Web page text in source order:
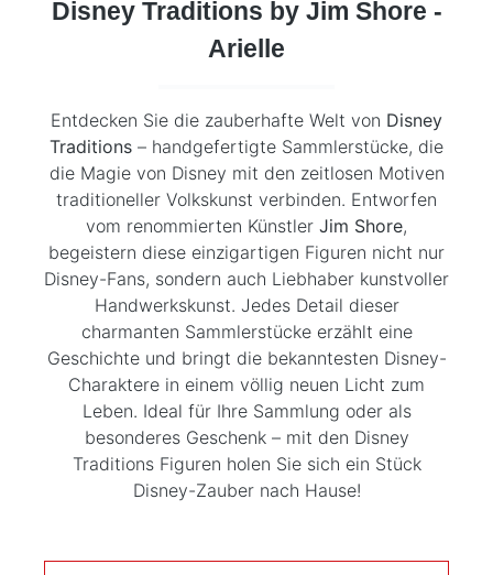
Disney Traditions by Jim Shore -
Arielle
Entdecken Sie die zauberhafte Welt von Disney
Traditions – handgefertigte Sammlerstücke, die
die Magie von Disney mit den zeitlosen Motiven
traditioneller Volkskunst verbinden. Entworfen
vom renommierten Künstler Jim Shore,
begeistern diese einzigartigen Figuren nicht nur
Disney-Fans, sondern auch Liebhaber kunstvoller
Handwerkskunst. Jedes Detail dieser
charmanten Sammlerstücke erzählt eine
Geschichte und bringt die bekanntesten Disney-
Charaktere in einem völlig neuen Licht zum
Leben. Ideal für Ihre Sammlung oder als
besonderes Geschenk – mit den Disney
Traditions Figuren holen Sie sich ein Stück
Disney-Zauber nach Hause!